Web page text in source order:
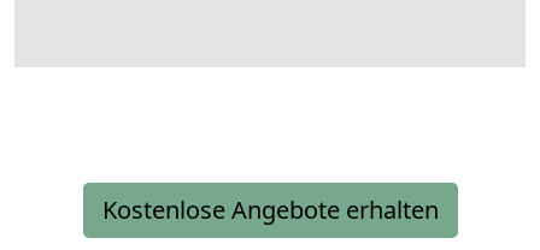
Kostenlose Angebote erhalten